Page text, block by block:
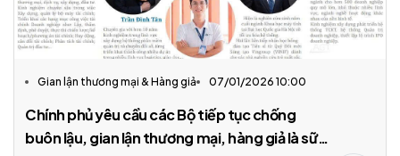
Gian lận thương mại & Hàng giả 07/01/2026 10:00
Chính phủ yêu cầu các Bộ tiếp tục chống
buôn lậu, gian lận thương mại, hàng giả là sữa,